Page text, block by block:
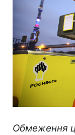
Обмеження